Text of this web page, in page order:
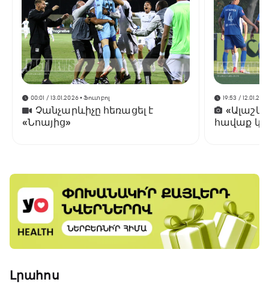
00:01 / 13.01.2026• Ֆուտբոլ
Չանչարևիչը հեռացել է
«Նոայից»
19:53 /
հավաք
Լրահոս